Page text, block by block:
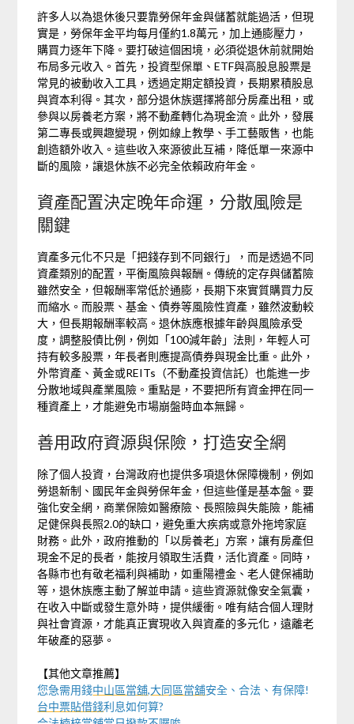
許多人以為退休後只要靠勞保年金與儲蓄就能過活，但現
實是，勞保年金平均每月僅約1.8萬元，加上通膨壓力，
購買力逐年下降。要打破這個困境，必須從退休前就開始
布局多元收入。首先，投資型保單、ETF與高股息股票是
常見的被動收入工具，透過定期定額投資，長期累積股息
與資本利得。其次，部分退休族選擇將部分房產出租，或
參與以房養老方案，將不動產轉化為現金流。此外，發展
第二專長或興趣變現，例如線上教學、手工藝販售，也能
創造額外收入。這些收入來源彼此互補，降低單一來源中
斷的風險，讓退休族不必完全依賴政府年金。
資產配置決定晚年命運，分散風險是
關鍵
資產多元化不只是「把錢存到不同銀行」，而是透過不同
資產類別的配置，平衡風險與報酬。傳統的定存與儲蓄險
雖然安全，但報酬率常低於通膨，長期下來實質購買力反
而縮水。而股票、基金、債券等風險性資產，雖然波動較
大，但長期報酬率較高。退休族應根據年齡與風險承受
度，調整股債比例，例如「100減年齡」法則，年輕人可
持有較多股票，年長者則應提高債券與現金比重。此外，
外幣資產、黃金或REITs（不動產投資信託）也能進一步
分散地域與產業風險。重點是，不要把所有資金押在同一
種資產上，才能避免市場崩盤時血本無歸。
善用政府資源與保險，打造安全網
除了個人投資，台灣政府也提供多項退休保障機制，例如
勞退新制、國民年金與勞保年金，但這些僅是基本盤。要
強化安全網，商業保險如醫療險、長照險與失能險，能補
足健保與長照2.0的缺口，避免重大疾病或意外拖垮家庭
財務。此外，政府推動的「以房養老」方案，讓有房產但
現金不足的長者，能按月領取生活費，活化資產。同時，
各縣市也有敬老福利與補助，如重陽禮金、老人健保補助
等，退休族應主動了解並申請。這些資源就像安全氣囊，
在收入中斷或發生意外時，提供緩衝。唯有結合個人理財
與社會資源，才能真正實現收入與資產的多元化，遠離老
年破產的惡夢。
【其他文章推薦】
您急需用錢中山區當舖,大同區當舖安全、合法、有保障!
台中票貼借錢利息如何算?